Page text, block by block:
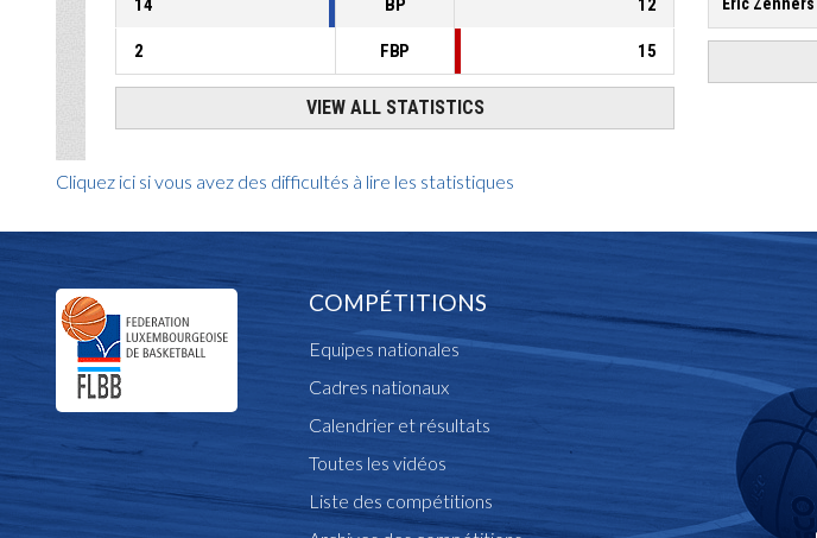
Cliquez ici si vous avez des difficultés à lire les statistiques
COMPÉTITIONS
Equipes nationales
Cadres nationaux
Calendrier et résultats
Toutes les vidéos
Liste des compétitions